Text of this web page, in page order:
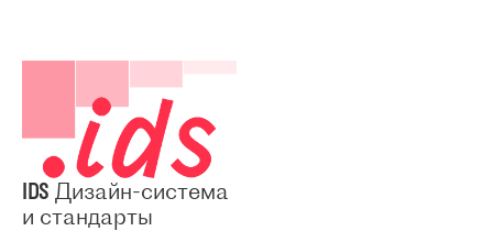
IDS Дизайн-система
и стандарты